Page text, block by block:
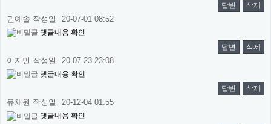
답변
삭제
권예솔 작성일 20-07-01 08:52
댓글내용 확인
답변
삭제
이지민 작성일 20-07-23 23:08
댓글내용 확인
답변
삭제
유채원 작성일 20-12-04 01:55
댓글내용 확인